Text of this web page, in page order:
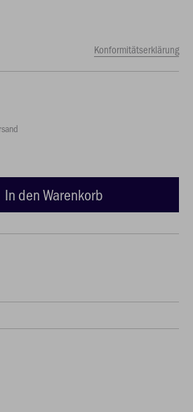
Konformitätserklärung
In den Warenkorb